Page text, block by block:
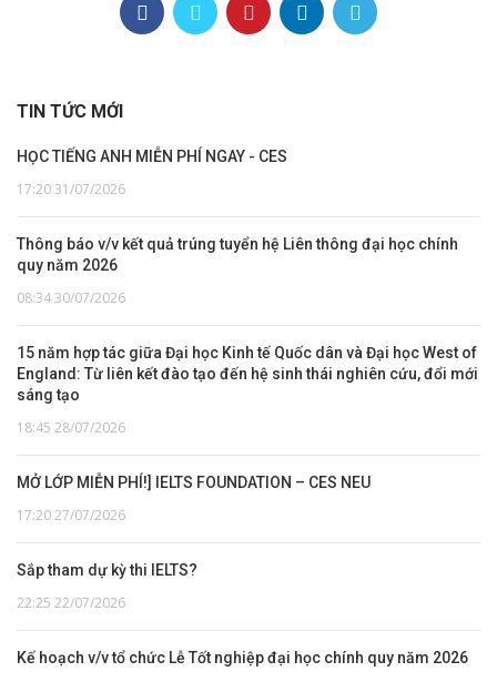
TIN TỨC MỚI
HỌC TIẾNG ANH MIỄN PHÍ NGAY - CES
17:20 31/07/2026
Thông báo v/v kết quả trúng tuyển hệ Liên thông đại học chính
quy năm 2026
08:34 30/07/2026
15 năm hợp tác giữa Đại học Kinh tế Quốc dân và Đại học West of
England: Từ liên kết đào tạo đến hệ sinh thái nghiên cứu, đổi mới
sáng tạo
18:45 28/07/2026
MỞ LỚP MIỄN PHÍ!] IELTS FOUNDATION – CES NEU
17:20 27/07/2026
Sắp tham dự kỳ thi IELTS?
22:25 22/07/2026
Kế hoạch v/v tổ chức Lễ Tốt nghiệp đại học chính quy năm 2026